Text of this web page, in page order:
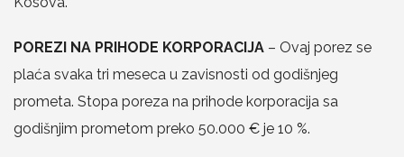
POREZI NA PRIHODE KORPORACIJA – Ovaj porez se
plaća svaka tri meseca u zavisnosti od godišnjeg
prometa. Stopa poreza na prihode korporacija sa
godišnjim prometom preko 50.000 € je 10 %.